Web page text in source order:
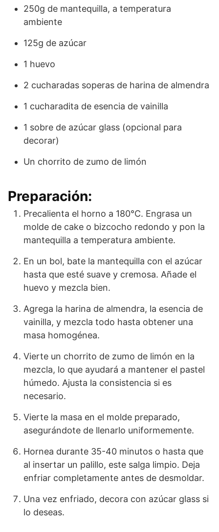
250g de mantequilla, a temperatura
ambiente
125g de azúcar
1 huevo
2 cucharadas soperas de harina de almendra
1 cucharadita de esencia de vainilla
1 sobre de azúcar glass (opcional para
decorar)
Un chorrito de zumo de limón
Preparación:
Precalienta el horno a 180°C. Engrasa un
molde de cake o bizcocho redondo y pon la
mantequilla a temperatura ambiente.
En un bol, bate la mantequilla con el azúcar
hasta que esté suave y cremosa. Añade el
huevo y mezcla bien.
Agrega la harina de almendra, la esencia de
vainilla, y mezcla todo hasta obtener una
masa homogénea.
Vierte un chorrito de zumo de limón en la
mezcla, lo que ayudará a mantener el pastel
húmedo. Ajusta la consistencia si es
necesario.
Vierte la masa en el molde preparado,
asegurándote de llenarlo uniformemente.
Hornea durante 35-40 minutos o hasta que
al insertar un palillo, este salga limpio. Deja
enfriar completamente antes de desmoldar.
Una vez enfriado, decora con azúcar glass si
lo deseas.